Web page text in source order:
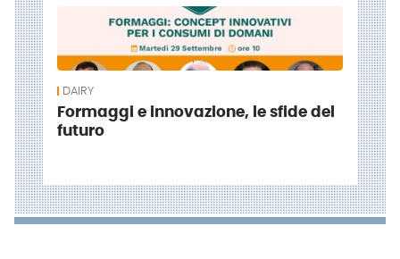
DAIRY
Formaggi e innovazione, le sfide del
futuro